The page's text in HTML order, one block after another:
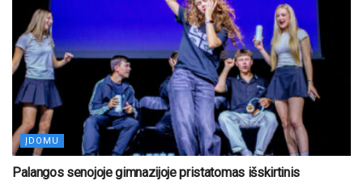
ĮDOMU
Palangos senojoje gimnazijoje pristatomas išskirtinis